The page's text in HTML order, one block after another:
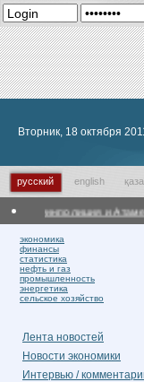
Вторник, 18 октября
русский english
и Атамекен
экономика
финансы
статистика
нефть и газ
промышленность
энергетика
сельское хозяйство
Лента новостей
Новости экономики
Интервью /